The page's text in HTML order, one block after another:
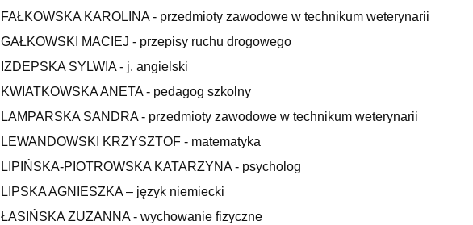
FAŁKOWSKA KAROLINA - przedmioty zawodowe w technikum weterynarii
GAŁKOWSKI MACIEJ - przepisy ruchu drogowego
IZDEPSKA SYLWIA - j. angielski
KWIATKOWSKA ANETA - pedagog szkolny
LAMPARSKA SANDRA - przedmioty zawodowe w technikum weterynarii
LEWANDOWSKI KRZYSZTOF - matematyka
LIPIŃSKA-PIOTROWSKA KATARZYNA - psycholog
LIPSKA AGNIESZKA – język niemiecki
ŁASIŃSKA ZUZANNA - wychowanie fizyczne